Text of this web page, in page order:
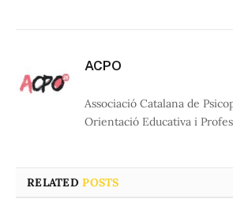
ACPO
Associació Catalana de
Orientació Educativa i
RELATEDPOSTS